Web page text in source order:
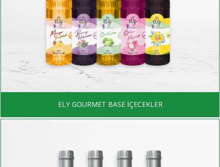
ELY GOURMET BASE İÇECEKLER